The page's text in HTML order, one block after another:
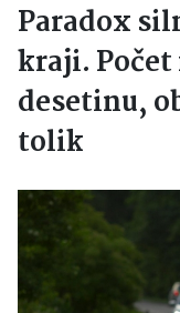
Paradox
kraji.
desetinu,
tolik